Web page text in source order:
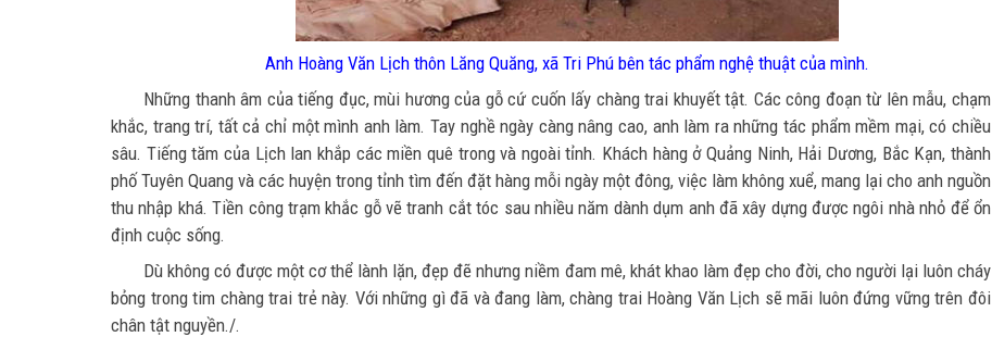
Anh Hoàng Văn Lịch thôn Lăng Quăng, xã Tri Phú bên tác phẩm nghệ thuật của mình.
Những thanh âm của tiếng đục, mùi hương của gỗ cứ cuốn lấy chàng trai khuyết tật. Các công đoạn từ lên mẫu, chạm
khắc, trang trí, tất cả chỉ một mình anh làm. Tay nghề ngày càng nâng cao, anh làm ra những tác phẩm mềm mại, có chiều
sâu. Tiếng tăm của Lịch lan khắp các miền quê trong và ngoài tỉnh. Khách hàng ở Quảng Ninh, Hải Dương, Bắc Kạn, thành
phố Tuyên Quang và các huyện trong tỉnh tìm đến đặt hàng mỗi ngày một đông, việc làm không xuể, mang lại cho anh nguồn
thu nhập khá. Tiền công trạm khắc gỗ vẽ tranh cắt tóc sau nhiều năm dành dụm anh đã xây dựng được ngôi nhà nhỏ để ổn
định cuộc sống.
Dù không có được một cơ thể lành lặn, đẹp đẽ nhưng niềm đam mê, khát khao làm đẹp cho đời, cho người lại luôn cháy
bỏng trong tim chàng trai trẻ này. Với những gì đã và đang làm, chàng trai Hoàng Văn Lịch sẽ mãi luôn đứng vững trên đôi
chân tật nguyền./.